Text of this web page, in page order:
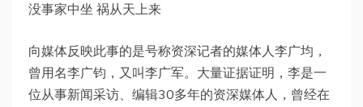
没事家中坐 祸从天上来
向媒体反映此事的是号称资深记者的媒体人李广均，
曾用名李广钧，又叫李广军。大量证据证明，李是一
位从事新闻采访、编辑30多年的资深媒体人，曾经在